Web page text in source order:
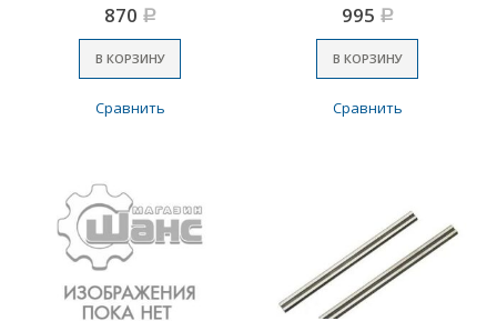
870 Р
В КОРЗИНУ
Сравнить
995 Р
В КОРЗИНУ
Сравнить